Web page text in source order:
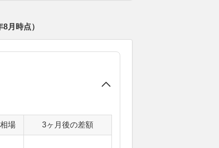
8月 時点）
場 3ヶ月後の差額